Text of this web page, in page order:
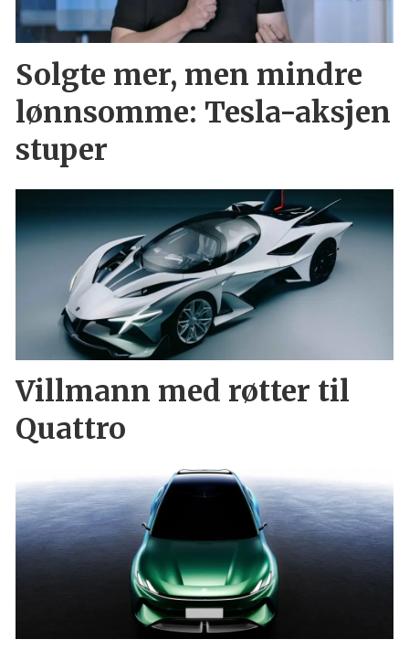
Solgte mer, men mindre
lønnsomme: Tesla-aksjen
stuper
Villmann med røtter til
Quattro